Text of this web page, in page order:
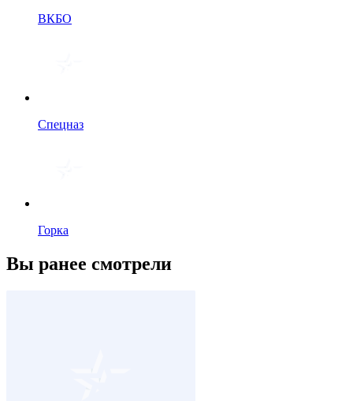
ВКБО
Спецназ
Горка
Вы ранее смотрели